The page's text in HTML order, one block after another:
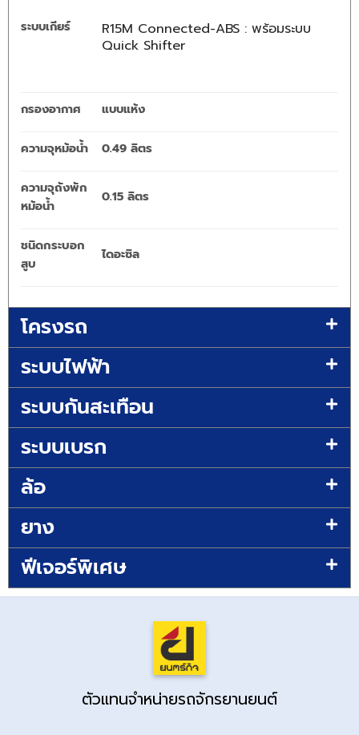
ระบบเกียร์
R15M Connected-ABS : พร้อมระบบ
Quick Shifter
กรองอากาศ แบบแห้ง
ความจุหม้อน้ำ 0.49 ลิตร
ความจุถังพัก
หม้อน้ำ
0.15 ลิตร
ชนิดกระบอก
สูบ
ไดอะซิล
โครงรถ
ระบบไฟฟ้า
ระบบกันสะเทือน
ระบบเบรก
ล้อ
ยาง
ฟีเจอร์พิเศษ
ตัวแทนจำหน่ายรถจักรยานยนต์